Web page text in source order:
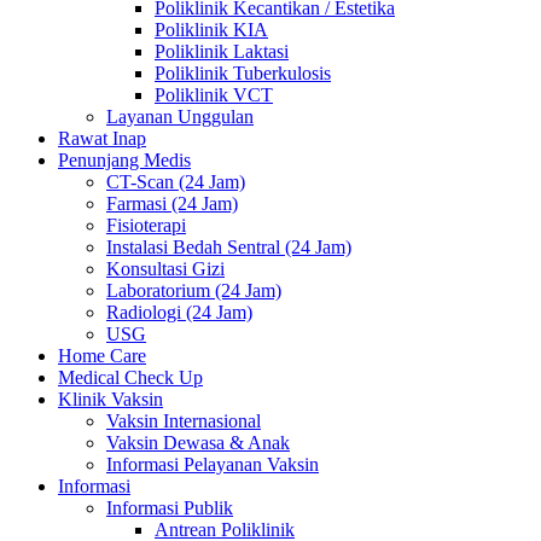
Poliklinik Kecantikan / Estetika
Poliklinik KIA
Poliklinik Laktasi
Poliklinik Tuberkulosis
Poliklinik VCT
Layanan Unggulan
Rawat Inap
Penunjang Medis
CT-Scan (24 Jam)
Farmasi (24 Jam)
Fisioterapi
Instalasi Bedah Sentral (24 Jam)
Konsultasi Gizi
Laboratorium (24 Jam)
Radiologi (24 Jam)
USG
Home Care
Medical Check Up
Klinik Vaksin
Vaksin Internasional
Vaksin Dewasa & Anak
Informasi Pelayanan Vaksin
Informasi
Informasi Publik
Antrean Poliklinik